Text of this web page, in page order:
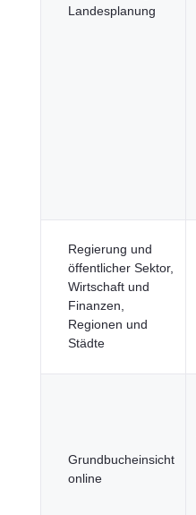
Landesplanung
Regierung und
öffentlicher Sektor,
Wirtschaft und
Finanzen,
Regionen und
Städte
Grundbucheinsicht
online